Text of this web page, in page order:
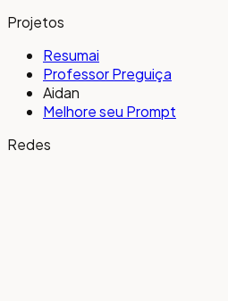
Projetos
Resumai
Professor Preguiça
Aidan
Melhore seu Prompt
Redes